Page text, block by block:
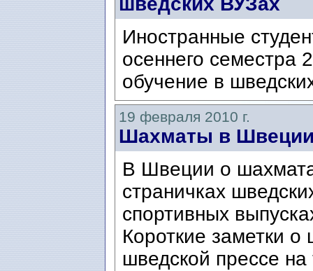
Иностранные
осеннего семестра
обучение в
19 февраля 2010 г.
Шахматы в Швеции
В Швеции о
страничках
спортивных
Короткие заметки о
шведской прессе